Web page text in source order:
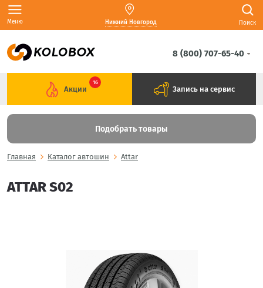
Меню Нижний Новгород Поиск
8 (800) 707-65-40
Акции
16
Запись на сервис
Подобрать товары
Главная Каталог автошин Attar
ATTAR S02